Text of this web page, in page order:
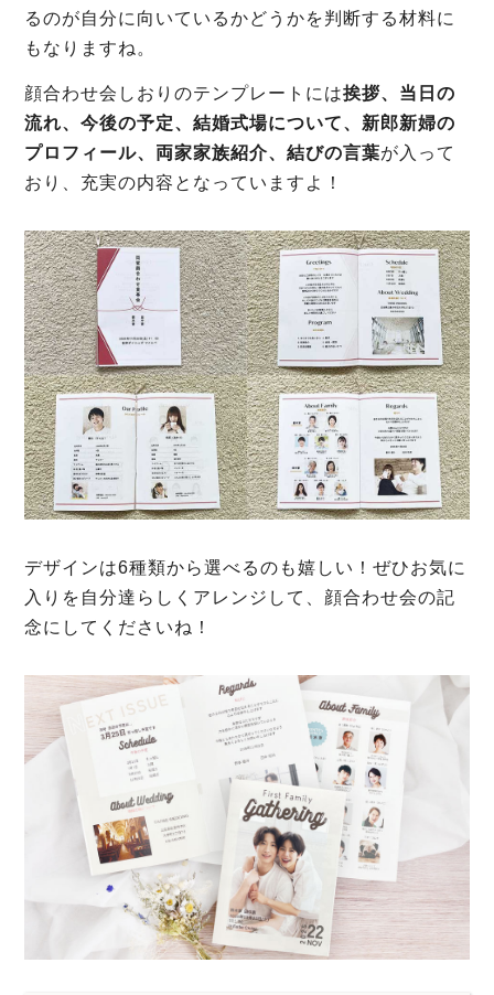
るのが自分に向いているかどうかを判断する材料に
もなりますね。
顔合わせ会しおりのテンプレートには挨拶、当日の
流れ、今後の予定、結婚式場について、新郎新婦の
プロフィール、両家家族紹介、結びの言葉が入って
おり、充実の内容となっていますよ！
デザインは6種類から選べるのも嬉しい！ぜひお気に
入りを自分達らしくアレンジして、顔合わせ会の記
念にしてくださいね！